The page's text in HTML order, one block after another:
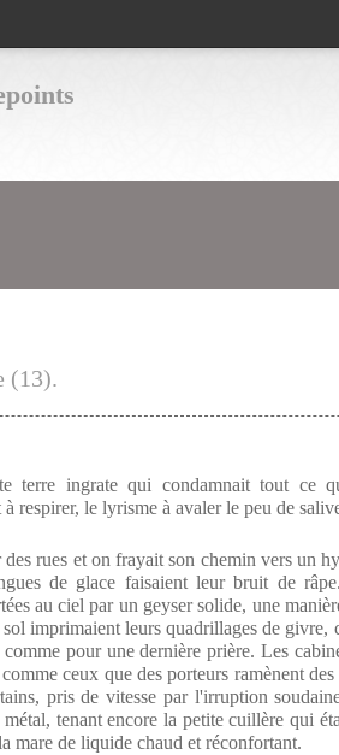
(13).
terre ingrate qui condamnait tout ce
respirer, le lyrisme à avaler le peu de
rues et on frayait son chemin vers un
de glace faisaient leur bruit de
au ciel par un geyser solide, une
imprimaient leurs quadrillages de givre,
comme pour une dernière prière. Les
ceux que des porteurs ramènent
pris de vitesse par l'irruption
métal, tenant encore la petite cuillère qui
mare de liquide chaud et réconfortant.